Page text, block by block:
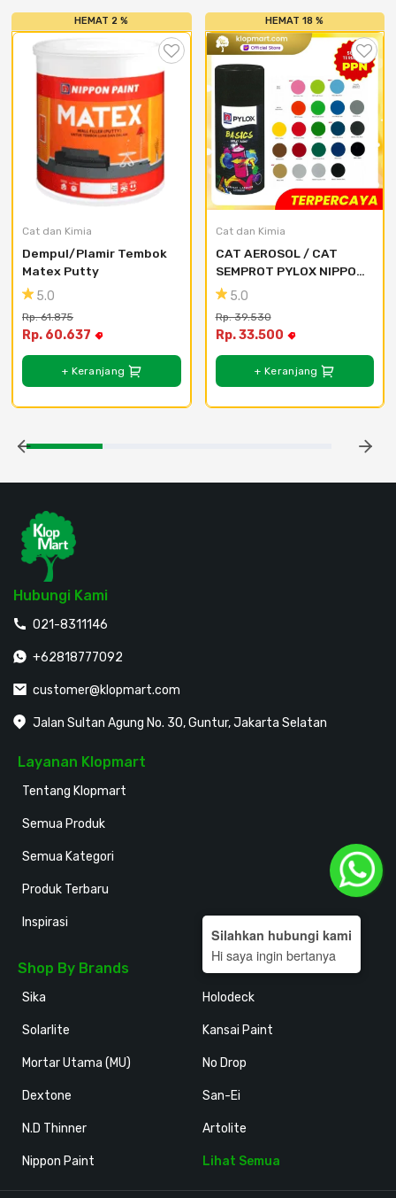
HEMAT 2 %
Cat dan Kimia
Dempul/Plamir Tembok
Matex Putty
5.0
Rp. 61.875
Rp. 60.637
+ Keranjang
HEMAT 18 %
Cat dan Kimia
CAT AEROSOL / CAT
SEMPROT PYLOX NIPPON
PAINT - SEMUA WARNA
5.0
Rp. 39.530
Rp. 33.500
+ Keranjang
Hubungi Kami
021-8311146
+62818777092
customer@klopmart.com
Jalan Sultan Agung No. 30, Guntur, Jakarta Selatan
Layanan Klopmart
Tentang Klopmart
Semua Produk
Semua Kategori
Produk Terbaru
Inspirasi
Shop By Brands
Sika
Solarlite
Mortar Utama (MU)
Dextone
N.D Thinner
Nippon Paint
Holodeck
Kansai Paint
No Drop
San-Ei
Artolite
Lihat Semua
Silahkan hubungi kami
Hi saya ingin bertanya